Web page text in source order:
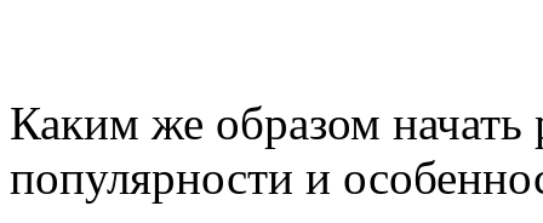
Каким же образом начать
популярности и